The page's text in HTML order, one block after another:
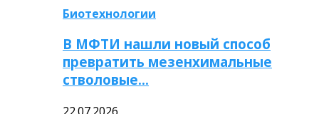
Биотехнологии
В МФТИ нашли новый способ
превратить мезенхимальные
стволовые…